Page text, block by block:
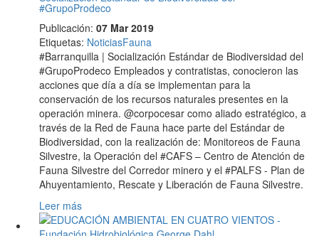
#GrupoProdeco
Publicación: 07 Mar 2019
Etiquetas: NoticiasFauna
#Barranquilla | Socialización Estándar de Biodiversidad del
#GrupoProdeco Empleados y contratistas, conocieron las
acciones que día a día se implementan para la
conservación de los recursos naturales presentes en la
operación minera. @corpocesar como aliado estratégico, a
través de la Red de Fauna hace parte del Estándar de
Biodiversidad, con la realización de: Monitoreos de Fauna
Silvestre, la Operación del #CAFS – Centro de Atención de
Fauna Silvestre del Corredor minero y el #PALFS - Plan de
Ahuyentamiento, Rescate y Liberación de Fauna Silvestre.
Leer más